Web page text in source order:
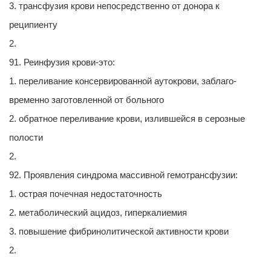
3. трансфузия крови непосредственно от донора к
реципиенту
2.
91. Реинфузия крови-это:
1. переливание консервированной аутокрови, заблаго-
временно заготовленной от больного
2. обратное переливание крови, излившейся в серозные
полости
2.
92. Проявления синдрома массивной гемотрансфузии:
1. острая почечная недостаточность
2. метаболический ацидоз, гиперкалиемия
3. повышение фибринолитической активности крови
2.